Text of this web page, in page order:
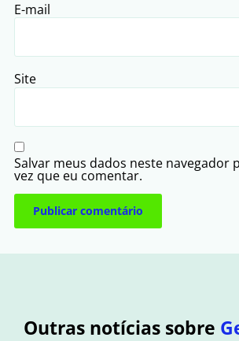
E-mail
Site
Salvar meus dados neste navegador
vez que eu comentar.
Outras notícias sobre